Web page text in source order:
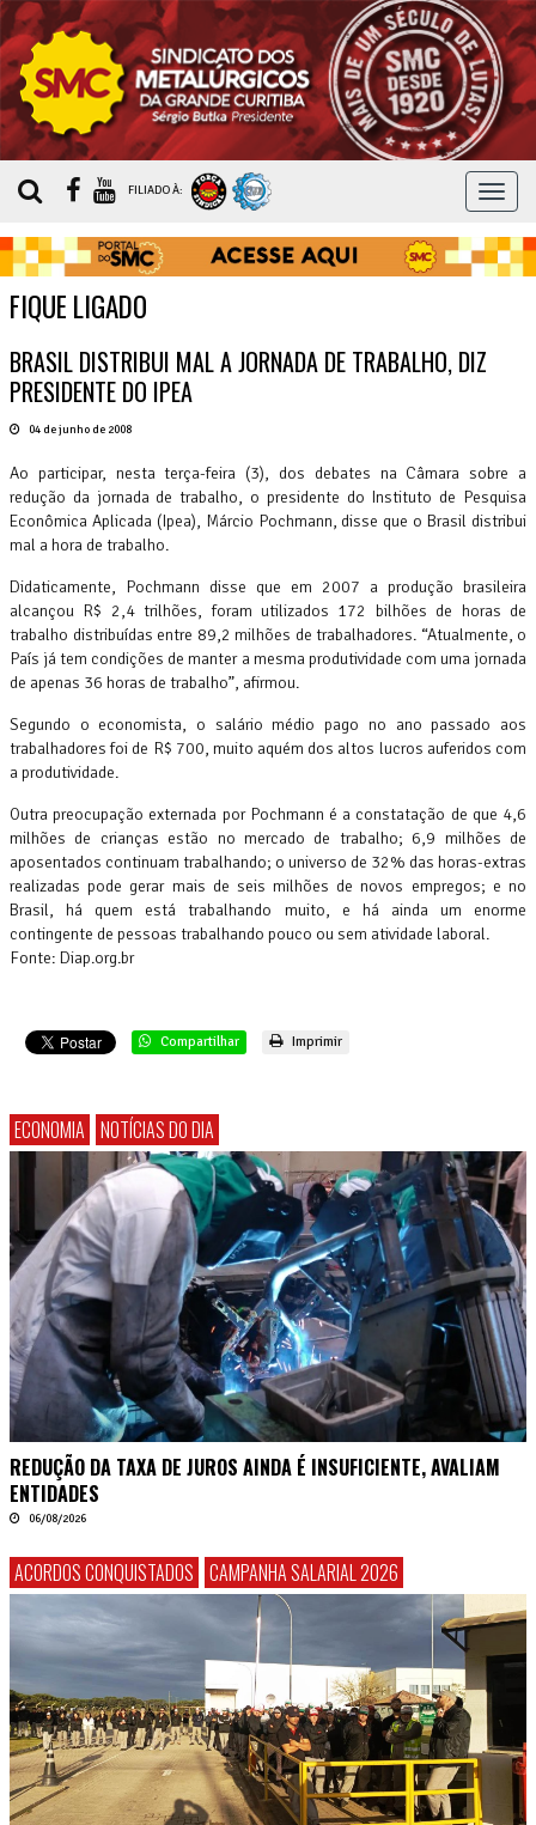
MENU
FILIADO À:
FIQUE LIGADO
BRASIL DISTRIBUI MAL A JORNADA DE TRABALHO, DIZ
PRESIDENTE DO IPEA
04 de junho de 2008
Ao participar, nesta terça-feira (3), dos debates na Câmara sobre a
redução da jornada de trabalho, o presidente do Instituto de Pesquisa
Econômica Aplicada (Ipea), Márcio Pochmann, disse que o Brasil distribui
mal a hora de trabalho.
Didaticamente, Pochmann disse que em 2007 a produção brasileira
alcançou R$ 2,4 trilhões, foram utilizados 172 bilhões de horas de
trabalho distribuídas entre 89,2 milhões de trabalhadores. “Atualmente, o
País já tem condições de manter a mesma produtividade com uma jornada
de apenas 36 horas de trabalho”, afirmou.
Segundo o economista, o salário médio pago no ano passado aos
trabalhadores foi de R$ 700, muito aquém dos altos lucros auferidos com
a produtividade.
Outra preocupação externada por Pochmann é a constatação de que 4,6
milhões de crianças estão no mercado de trabalho; 6,9 milhões de
aposentados continuam trabalhando; o universo de 32% das horas-extras
realizadas pode gerar mais de seis milhões de novos empregos; e no
Brasil, há quem está trabalhando muito, e há ainda um enorme
contingente de pessoas trabalhando pouco ou sem atividade laboral.
Fonte: Diap.org.br
Compartilhar Imprimir
ECONOMIA NOTÍCIAS DO DIA
REDUÇÃO DA TAXA DE JUROS AINDA É INSUFICIENTE, AVALIAM
ENTIDADES
06/08/2026
ACORDOS CONQUISTADOS CAMPANHA SALARIAL 2026